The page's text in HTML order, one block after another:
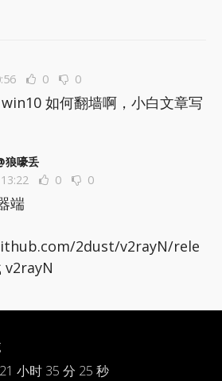
0 0
如何翻墙啊，小白文章写
狼嚎丢
0 0
端
2dust/v2rayN/rele
v2rayN
小时 35 分 25 秒